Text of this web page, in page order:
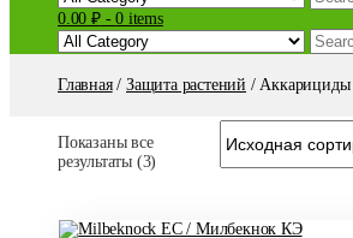
0.00 ₽-0 items
Главная/Защита растений / Аккарициды
Показаны все
результаты (3)